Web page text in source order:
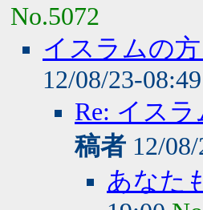
No.5072
イスラムの
12/08/23-
Re: イス
稿者 12/
あなた